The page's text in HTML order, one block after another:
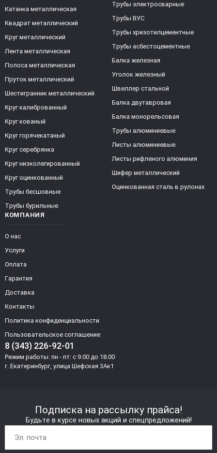
КОМПАНИЯ
О нас
Услуги
Оплата
Гарантия
Доставка
Контакты
Политика конфиденциальности
Пользовательское соглашение
8 (343) 226-92-01
Режим работы: пн - пт: с 9.00 до 18.00
г. Екатеринбург, улица Шефская 3Ак1
Катанка металлическая
Квадрат металлический
Круг металлический
Лента металлическая
Полоса металлическая
Пруток металлический
Шестигранник металлический
Круг калиброванный
Круг кованый
Круг горячекатаный
Круг серебрянка
Круг низколегированный
Круг оцинкованный
Трубы бесшовные
Трубы бурильные
Трубы электросварные
Трубы ВУС
Трубы хризотилцементные
Трубы асбестоцементные
Балка железная
Уголок железный
Швеллер стальной
Балка двутавровая
Балка монорельсовая
Трубы алюминиевые
Листы алюминиевые
Листы рифленого алюминия
Шифер металлический
Оцинкованная сталь в рулонах
Подписка на рассылку прайса!
Будьте в курсе новых акций и спецпредложений!